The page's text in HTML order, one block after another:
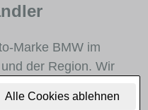
Alle Cookies ablehnen
Marke BMW im
der Region. Wir
BMW stark
häufig im Stadt-